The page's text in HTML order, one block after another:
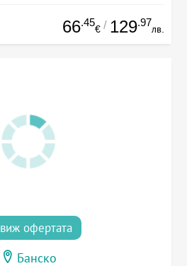
66.45
€ / 129.97
лв.
виж офертата
Банско